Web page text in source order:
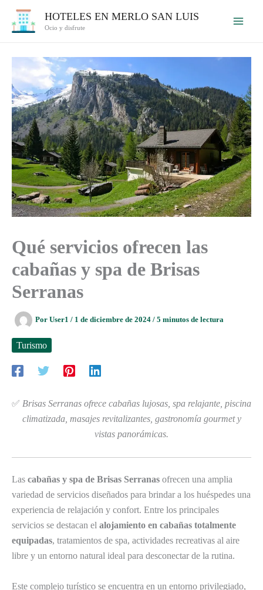
HOTELES EN MERLO SAN LUIS
Ocio y disfrute
Qué servicios ofrecen las
cabañas y spa de Brisas
Serranas
Por User1 / 1 de diciembre de 2024 / 5 minutos de lectura
Turismo
✅ Brisas Serranas ofrece cabañas lujosas, spa relajante, piscina
climatizada, masajes revitalizantes, gastronomía gourmet y
vistas panorámicas.
Las cabañas y spa de Brisas Serranas ofrecen una amplia
variedad de servicios diseñados para brindar a los huéspedes una
experiencia de relajación y confort. Entre los principales
servicios se destacan el alojamiento en cabañas totalmente
equipadas, tratamientos de spa, actividades recreativas al aire
libre y un entorno natural ideal para desconectar de la rutina.
Este complejo turístico se encuentra en un entorno privilegiado,